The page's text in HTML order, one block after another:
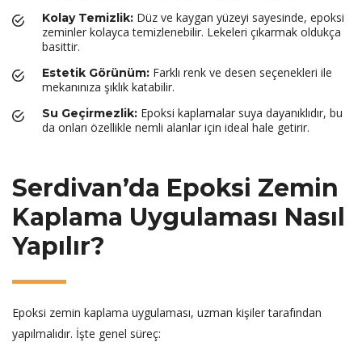
Kolay Temizlik: Düz ve kaygan yüzeyi sayesinde, epoksi
zeminler kolayca temizlenebilir. Lekeleri çıkarmak oldukça
basittir.
Estetik Görünüm: Farklı renk ve desen seçenekleri ile
mekanınıza şıklık katabilir.
Su Geçirmezlik: Epoksi kaplamalar suya dayanıklıdır, bu
da onları özellikle nemli alanlar için ideal hale getirir.
Serdivan’da Epoksi Zemin
Kaplama Uygulaması Nasıl
Yapılır?
Epoksi zemin kaplama uygulaması, uzman kişiler tarafından
yapılmalıdır. İşte genel süreç: